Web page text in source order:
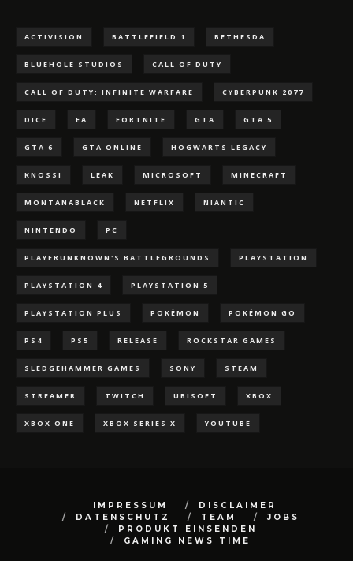
ACTIVISION BATTLEFIELD 1 BETHESDA
BLUEHOLE STUDIOS CALL OF DUTY
CALL OF DUTY: INFINITE WARFARE CYBERPUNK 2077
DICE EA FORTNITE GTA GTA 5
GTA 6 GTA ONLINE HOGWARTS LEGACY
KNOSSI LEAK MICROSOFT MINECRAFT
MONTANABLACK NETFLIX NIANTIC
NINTENDO PC
PLAYERUNKNOWN'S BATTLEGROUNDS PLAYSTATION
PLAYSTATION 4 PLAYSTATION 5
PLAYSTATION PLUS POKÈMON POKÉMON GO
PS4 PS5 RELEASE ROCKSTAR GAMES
SLEDGEHAMMER GAMES SONY STEAM
STREAMER TWITCH UBISOFT XBOX
XBOX ONE XBOX SERIES X YOUTUBE
IMPRESSUM
DISCLAIMER
DATENSCHUTZ
TEAM
JOBS
PRODUKT EINSENDEN
GAMING NEWS TIME